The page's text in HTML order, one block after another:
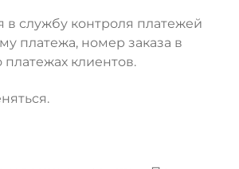
в службу контроля платежей
платежа, номер заказа в
клиентов.